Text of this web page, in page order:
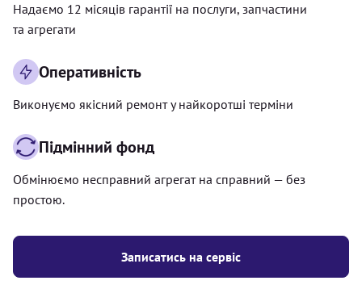
Записатись на сервіс
Надаємо 12 місяців гарантії на послуги, запчастини
та агрегати
Оперативність
Виконуємо якісний ремонт у найкоротші терміни
Підмінний фонд
Обмінюємо несправний агрегат на справний — без
простою.